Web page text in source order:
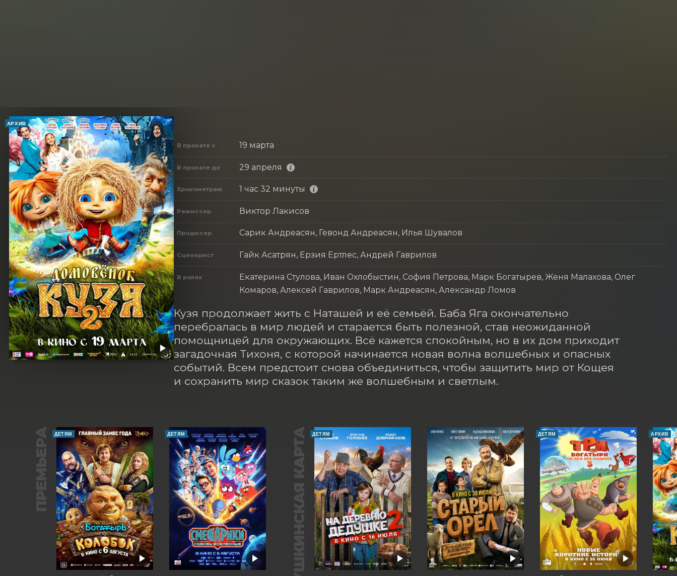
АРХИВ
В прокате с 19 марта
В прокате до 29 апреля
Хронометраж 1 час 32 минуты
Режиссер Виктор Лакисов
Продюсер Сарик Андреасян, Гевонд Андреасян, Илья Шувалов
Сценарист Гайк Асатрян, Ерзия Ертлес, Андрей Гаврилов
В ролях
Екатерина Стулова, Иван Охлобыстин, София Петрова, Марк Богатырев, Женя Малахова, Олег
Комаров, Алексей Гаврилов, Марк Андреасян, Александр Ломов
Кузя продолжает жить с Наташей и её семьёй. Баба Яга окончательно
перебралась в мир людей и старается быть полезной, став неожиданной
помощницей для окружающих. Всё кажется спокойным, но в их дом приходит
загадочная Тихоня, с которой начинается новая волна волшебных и опасных
событий. Всем предстоит снова объединиться, чтобы защитить мир от Кощея
и сохранить мир сказок таким же волшебным и светлым.
ПРЕМЬЕРА ДЕТЯМ ДЕТЯМ ПУШКИНСКАЯ КАРТА ДЕТЯМ ДЕТЯМ АРХИВ